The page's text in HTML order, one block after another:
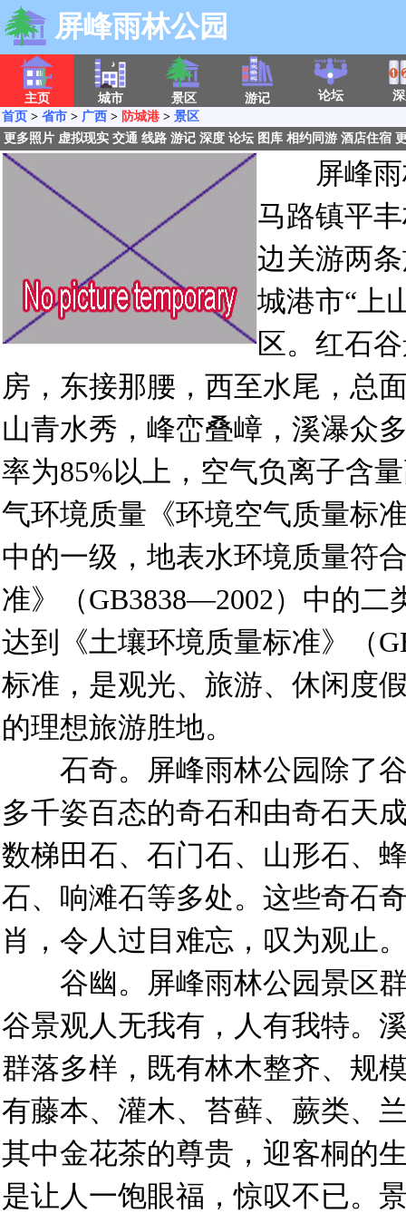
屏峰雨林公园
主页 城市 景区 游记 论坛
首页 > 省市 > 广西 > 防城港 > 景区
更多照片 虚拟现实 交通 线路 游记 深度 论坛 图库 相约同游 酒店住宿
屏峰雨
马路镇平
边关游两
城港市“上
区。红石
房，东接那腰，西至水尾，总
山青水秀，峰峦叠嶂，溪瀑众
率为85%以上，空气负离子含
气环境质量《环境空气质量标
中的一级，地表水环境质量符
准》（GB3838—2002）中的二
达到《土壤环境质量标准》（
标准，是观光、旅游、休闲度
的理想旅游胜地。
石奇。屏峰雨林公园除了谷
多千姿百态的奇石和由奇石天
数梯田石、石门石、山形石、
石、响滩石等多处。这些奇石
肖，令人过目难忘，叹为观止
谷幽。屏峰雨林公园景区群
谷景观人无我有，人有我特。
群落多样，既有林木整齐、规
有藤本、灌木、苔藓、蕨类、
其中金花茶的尊贵，迎客桐的
是让人一饱眼福，惊叹不已。